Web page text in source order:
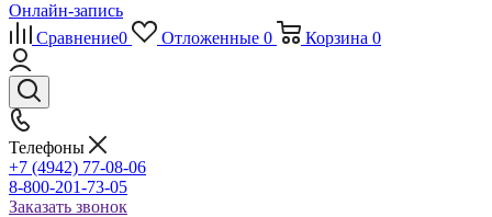
Онлайн-запись
Сравнение0 Отложенные 0 Корзина 0
Телефоны
+7 (4942) 77-08-06
8-800-201-73-05
Заказать звонок